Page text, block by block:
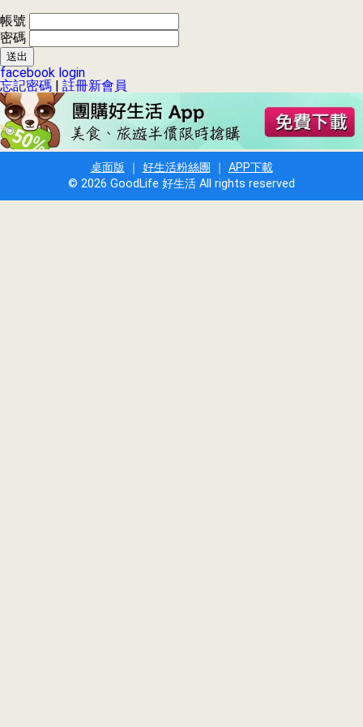
帳號
密碼
facebook login
忘記密碼 | 註冊新會員
桌面版 ｜ 好生活粉絲團 ｜ APP下載
© 2026 GoodLife 好生活 All rights reserved